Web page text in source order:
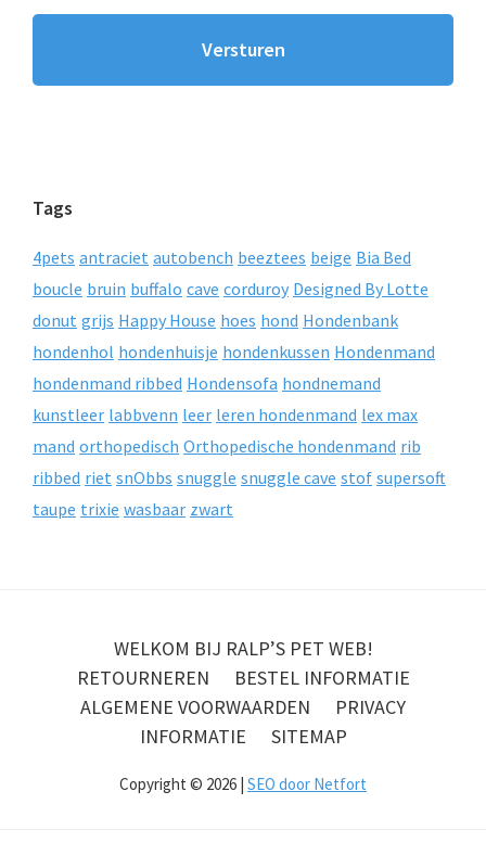
Tags
4pets antraciet autobench beeztees beige Bia Bed
boucle bruin buffalo cave corduroy Designed By Lotte
donut grijs Happy House hoes hond Hondenbank
hondenhol hondenhuisje hondenkussen Hondenmand
hondenmand ribbed Hondensofa hondnemand
kunstleer labbvenn leer leren hondenmand lex max
mand orthopedisch Orthopedische hondenmand rib
ribbed riet snObbs snuggle snuggle cave stof supersoft
taupe trixie wasbaar zwart
WELKOM BIJ RALP’S PET WEB!
RETOURNEREN
BESTEL INFORMATIE
ALGEMENE VOORWAARDEN
PRIVACY
INFORMATIE
SITEMAP
Copyright © 2026 | SEO door Netfort